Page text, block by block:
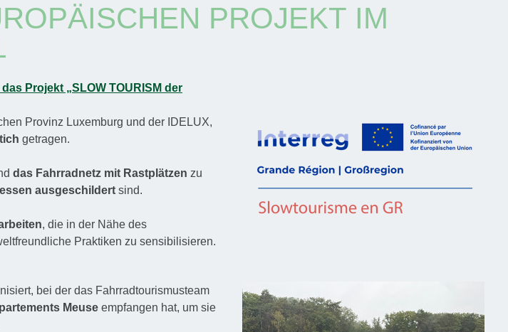
PROJEKT IM
Projekt „SLOW TOURISM der
Provinz Luxemburg und der IDELUX,
getragen.
das Fahrradnetz mit Rastplätzen zu
ausgeschildertsind.
, die in der Nähe des
Praktiken zu sensibilisieren.
bei der das Fahrradtourismusteam
Meuseempfangen hat, um sie